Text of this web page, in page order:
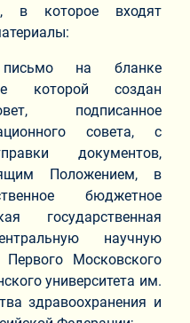
в которое входят
письмо на бланке
которой создан
подписанное
совета, с
документов,
Положением, в
бюджетное
государственная
научную
Московского
университета им.
здравоохранения и